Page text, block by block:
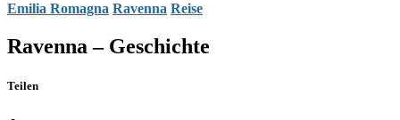
Emilia Romagna Ravenna Reise
Ravenna – Geschichte
Teilen